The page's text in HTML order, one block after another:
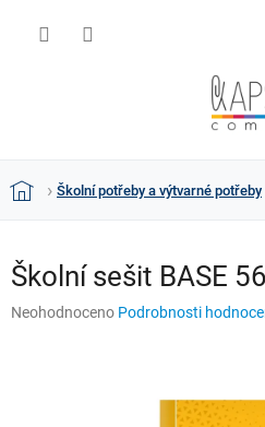
DomůŠkolní potřeby a výtvarné potřeby
Školní sešit BASE
Průměrné
Neohodnoceno Podrobnosti